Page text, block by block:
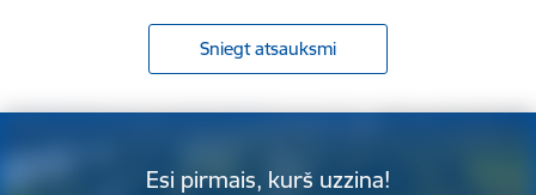
Sniegt atsauksmi
Esi pirmais, kurš uzzina!